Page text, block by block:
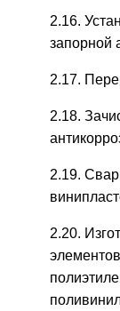
2.16.
запорной
2.17.
2.18.
2.19.
2.20.